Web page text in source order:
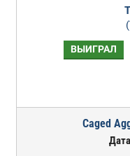
ВЫИГРАЛ
Caged